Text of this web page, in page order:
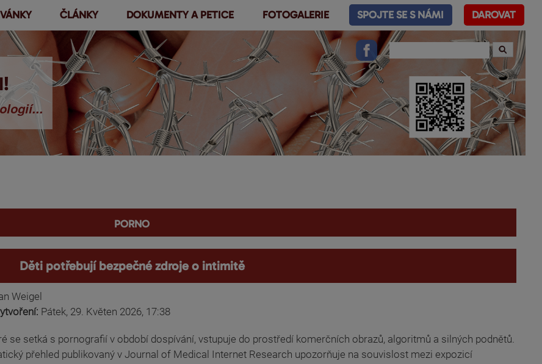
Přejít k
hlavnímu
obsahu
ČLÁNKY DOKUMENTY A PETICE FOTOGALERIE SPOJTE SE S NÁMI DAROVAT
porno
Děti potřebují bezpečné zdroje o intimitě
Weigel
Pátek, 29. Květen 2026, 17:38
se setká s pornografií v období dospívání, vstupuje do prostředí komerčních obrazů, algoritmů a silných podnětů.
přehled publikovaný v Journal of Medical Internet Research upozorňuje na souvislost mezi expozicí